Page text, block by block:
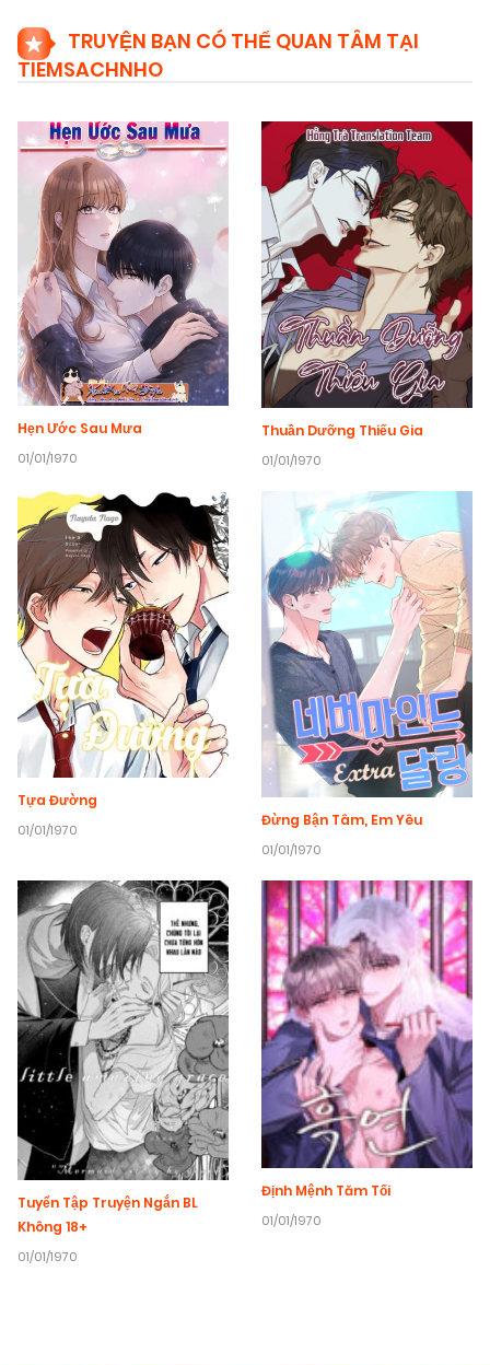
TRUYỆN BẠN CÓ THỂ QUAN TÂM TẠI
TIEMSACHNHO
Hẹn Ước Sau Mưa
01/01/1970
Thuần Dưỡng Thiếu Gia
01/01/1970
Tựa Đường
01/01/1970
Đừng Bận Tâm, Em Yêu
01/01/1970
Tuyển Tập Truyện Ngắn BL
Không 18+
01/01/1970
Định Mệnh Tăm Tối
01/01/1970